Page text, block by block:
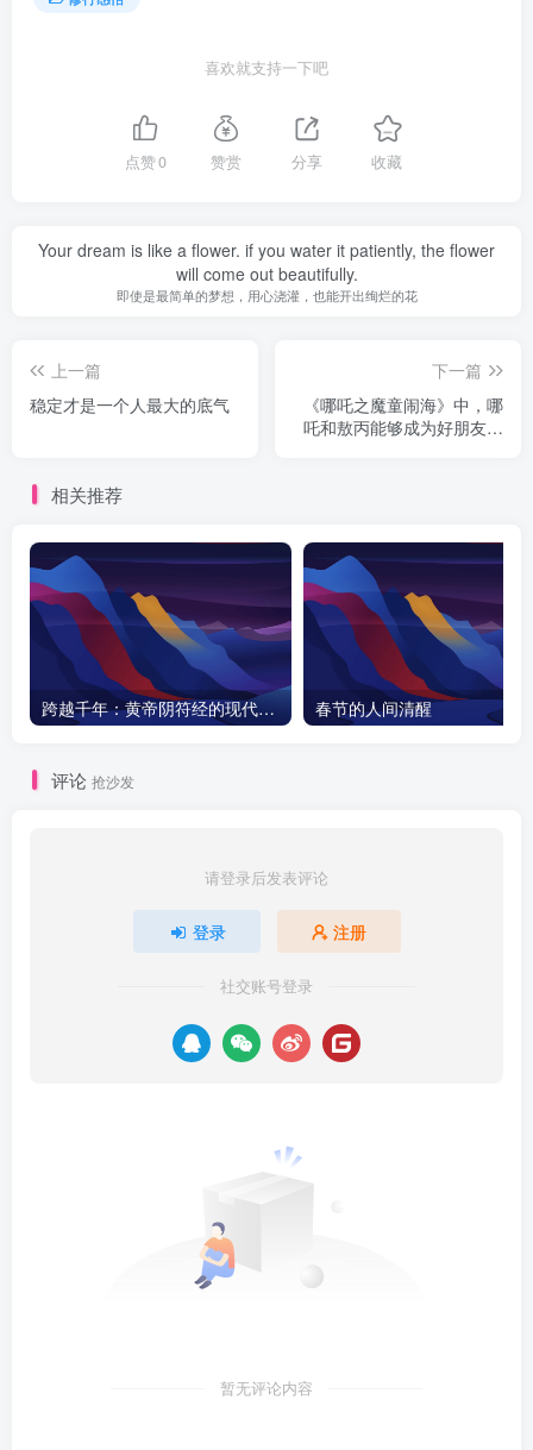
喜欢就支持一下吧
点赞0 赞赏 分享 收藏
Your dream is like a flower. if you water it patiently, the flower
will come out beautifully.
即使是最简单的梦想，用心浇灌，也能开出绚烂的花
上一篇
稳定才是一个人最大的底气
下一篇
《哪吒之魔童闹海》中，哪
吒和敖丙能够成为好朋友的
相关推荐
跨越千年：黄帝阴符经的现代启示与天之道探秘 春节的人间清醒
评论 抢沙发
请登录后发表评论
登录 注册
社交账号登录
暂无评论内容